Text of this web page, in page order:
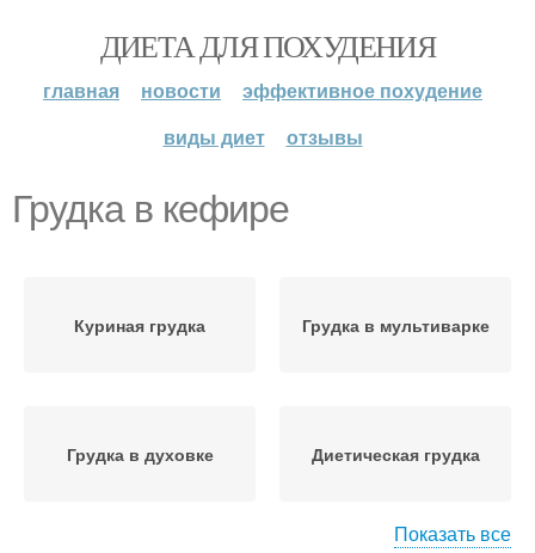
ДИЕТА ДЛЯ ПОХУДЕНИЯ
главная новости
эффективное похудение
виды диет
отзывы
Грудка в кефире
Куриная грудка Грудка в мультиварке
Грудка в духовке Диетическая грудка
Показать все